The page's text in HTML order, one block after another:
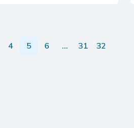
4 5 6 … 31 32